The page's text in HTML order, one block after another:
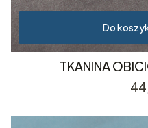
Do
TKANINA